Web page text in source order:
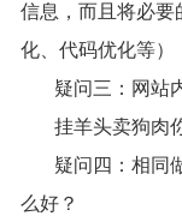
信息，而且将必要
化、代码优化等）
疑问三：网站
挂羊头卖狗肉
疑问四：相同
么好？